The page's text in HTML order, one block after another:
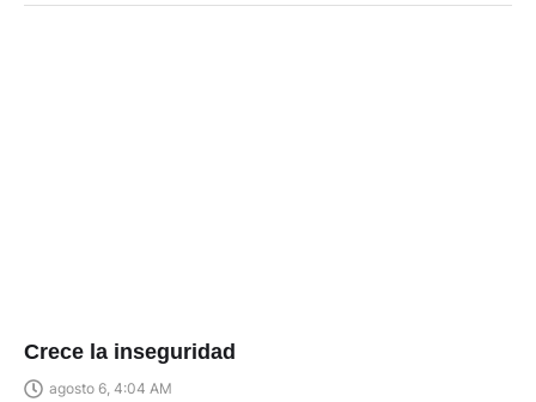
Crece la inseguridad
agosto 6, 4:04 AM